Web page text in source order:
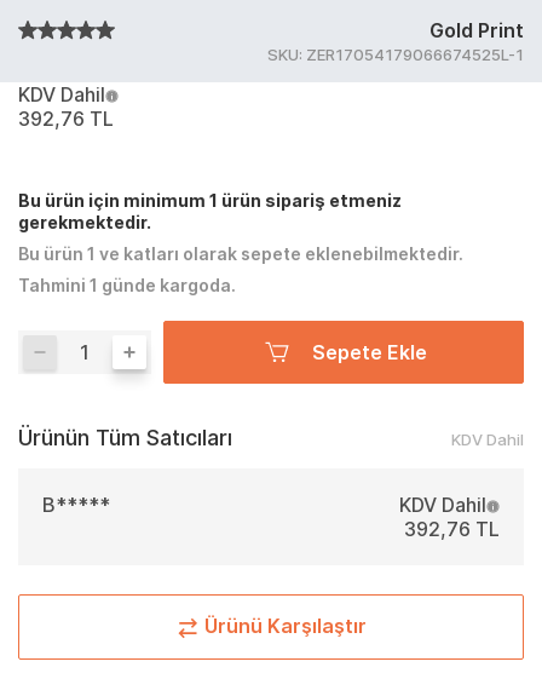
Gold Print
SKU: ZER17054179066674525L-1
KDV Dahil
392,76 TL
Bu ürün için minimum 1 ürün sipariş etmeniz
gerekmektedir.
Bu ürün 1 ve katları olarak sepete eklenebilmektedir.
Tahmini 1 günde kargoda.
Sepete Ekle
Ürünün Tüm Satıcıları KDV Dahil
B*****
KDV Dahil
392,76 TL
Ürünü Karşılaştır